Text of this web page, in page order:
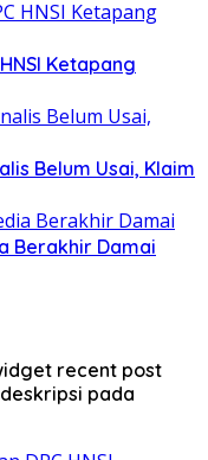
Ketapang
Belum Usai, Klaim
Berakhir Damai
recent post
pada